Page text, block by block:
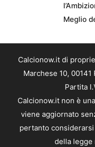
Meglio
Calcionow.it di
Marchese 10,
Partita
Calcionow.it non è
viene aggiornato
pertanto
della legge